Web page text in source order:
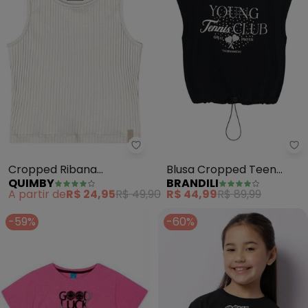
Quimby - Cropped Ribana
Cropped Ribana
Canelada Menina (Bege)
QUIMBY
A partir deR$ 24,95R$ 49,90
Blusa Cropped Teen
Menina com Strass
(Preto)
BRANDILI
R$ 44,99R$ 89,99
-59%
-60%